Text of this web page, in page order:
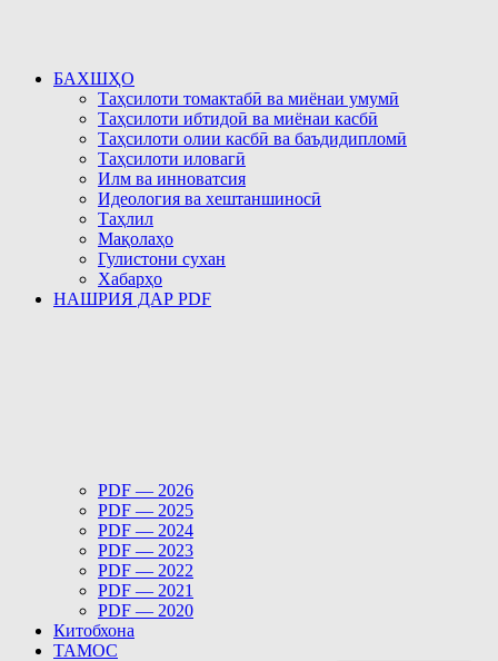
БАХШҲО
Таҳсилоти томактабӣ ва миёнаи умумӣ
Таҳсилоти ибтидоӣ ва миёнаи касбӣ
Таҳсилоти олии касбӣ ва баъдидипломӣ
Таҳсилоти иловагӣ
Илм ва инноватсия
Идеология ва хештаншиносӣ
Таҳлил
Мақолаҳо
Гулистони сухан
Хабарҳо
НАШРИЯ ДАР PDF
PDF — 2026
PDF — 2025
PDF — 2024
PDF — 2023
PDF — 2022
PDF — 2021
PDF — 2020
Китобхона
ТАМОС